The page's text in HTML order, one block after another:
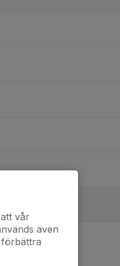
vår
även